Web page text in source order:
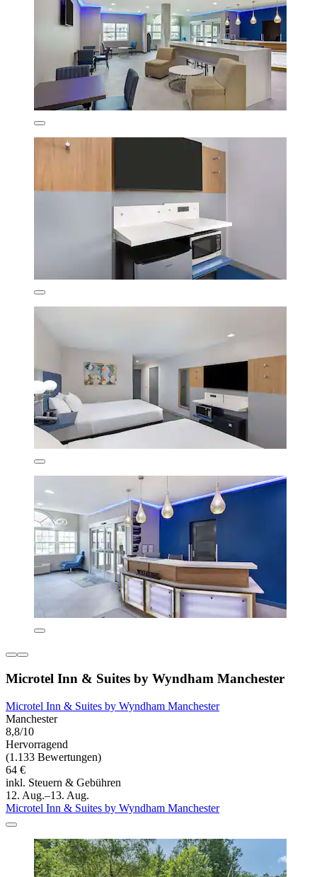
Microtel Inn & Suites by Wyndham Manchester
Microtel Inn & Suites by Wyndham Manchester
Manchester
8,8/10
Hervorragend
(1.133 Bewertungen)
64 €
inkl. Steuern & Gebühren
12. Aug.–13. Aug.
Microtel Inn & Suites by Wyndham Manchester